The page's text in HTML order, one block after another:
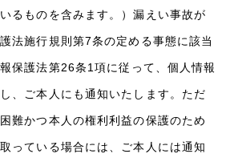
るものを含みます。）漏えい事故が
法施行規則第7条の定める事態に該当
保護法第26条1項に従って、個人情報
、ご本人にも通知いたします。ただ
難かつ本人の権利利益の保護のため
っている場合には、ご本人には通知